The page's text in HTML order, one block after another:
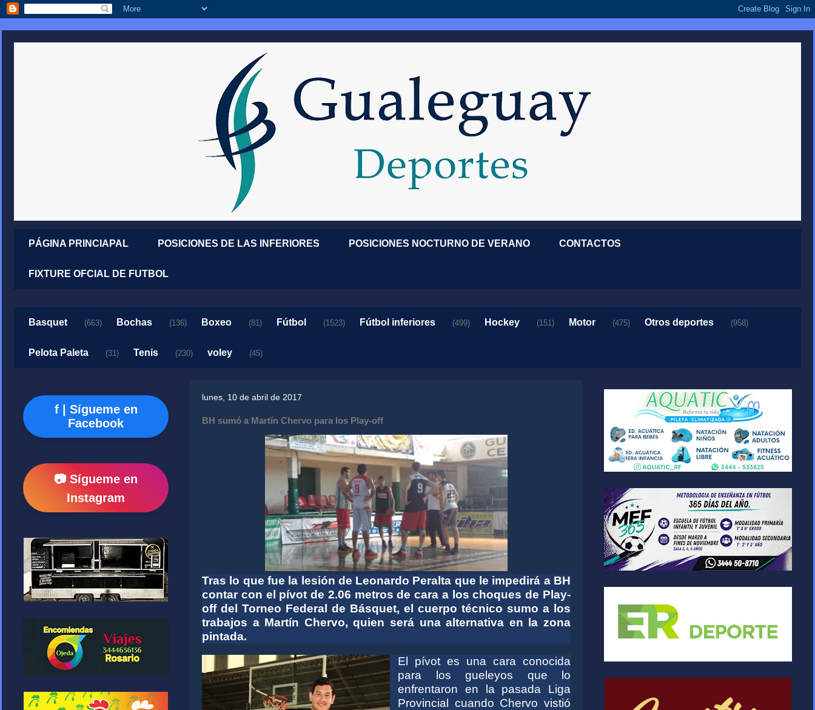
PÁGINA PRINCIAPAL POSICIONES DE LAS INFERIORES POSICIONES NOCTURNO DE VERANO CONTACTOS
FIXTURE OFCIAL DE FUTBOL
Basquet (663) Bochas (136) Boxeo (81) Fútbol (1523) Fútbol inferiores (499) Hockey (151) Motor (475) Otros deportes (958)
Pelota Paleta (31) Tenis (230) voley (45)
lunes, 10 de abril de 2017
BH sumó a Martín Chervo para los Play-off
Tras lo que fue la lesión de Leonardo Peralta que le impedirá a BH
contar con el pívot de 2.06 metros de cara a los choques de Play-
off del Torneo Federal de Básquet, el cuerpo técnico sumo a los
trabajos a Martín Chervo, quien será una alternativa en la zona
pintada.
El pívot es una cara conocida
para los gueleyos que lo
enfrentaron en la pasada Liga
Provincial cuando Chervo vistió
f | Sígueme en
Facebook
📷 Sígueme en
Instagram